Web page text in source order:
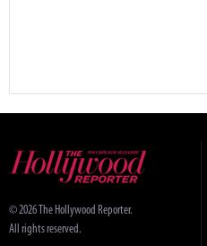
© 2026 The Hollywood Reporter.
All rights reserved.